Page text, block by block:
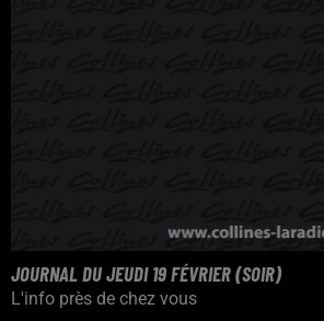
JOURNAL DU JEUDI 19 FÉVRIER (SOIR)
L'info près de chez vous